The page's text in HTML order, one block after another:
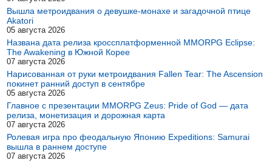
Вышла метроидвания о девушке-монахе и загадочной птице
Akatori
05 августа 2026
Названа дата релиза кроссплатформенной MMORPG Eclipse:
The Awakening в Южной Корее
07 августа 2026
Нарисованная от руки метроидвания Fallen Tear: The Ascension
покинет ранний доступ в сентябре
05 августа 2026
Главное с презентации MMORPG Zeus: Pride of God — дата
релиза, монетизация и дорожная карта
07 августа 2026
Ролевая игра про феодальную Японию Expeditions: Samurai
вышла в раннем доступе
07 августа 2026